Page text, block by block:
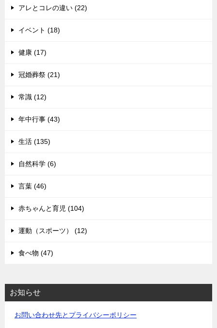
アレとコレの違い (22)
イベント (18)
健康 (17)
冠婚葬祭 (21)
常識 (12)
年中行事 (43)
生活 (135)
自然科学 (6)
言葉 (46)
赤ちゃんと育児 (104)
運動（スポーツ） (12)
食べ物 (47)
お知らせ
お問い合わせ先とプライバシーポリシー